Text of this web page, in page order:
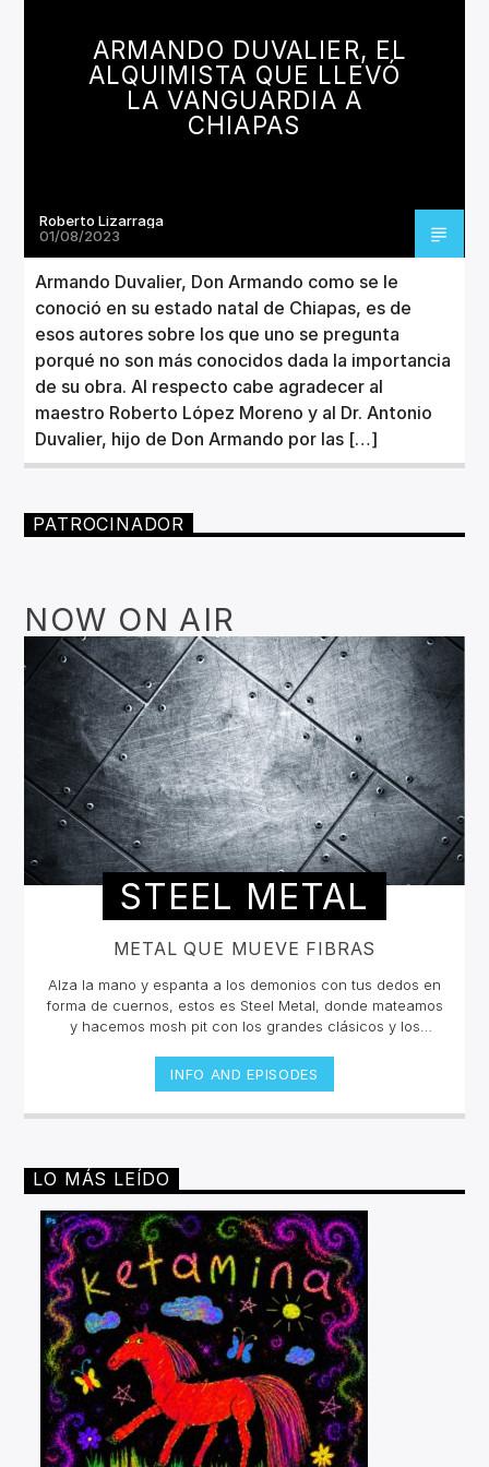
TÍTULO
ARTISTA
Invencible Radio
ARMANDO DUVALIER, EL
ALQUIMISTA QUE LLEVÓ
LA VANGUARDIA A
CHIAPAS
Roberto Lizarraga
01/08/2023
Armando Duvalier, Don Armando como se le
conoció en su estado natal de Chiapas, es de
esos autores sobre los que uno se pregunta
porqué no son más conocidos dada la importancia
de su obra. Al respecto cabe agradecer al
maestro Roberto López Moreno y al Dr. Antonio
Duvalier, hijo de Don Armando por las […]
PATROCINADOR
NOW ON AIR
STEEL METAL
METAL QUE MUEVE FIBRAS
Alza la mano y espanta a los demonios con tus dedos en
forma de cuernos, estos es Steel Metal, donde mateamos
y hacemos mosh pit con los grandes clásicos y los
Symphonic Metal, Doom, Stoner, Nu Metal, Glam metal,
Speed Metal, Black Metal, Metal Progresivo ¡y más
ruido!Miércoles 6pm a 8 pm | Domingo 10 am a 12 pm por
INFO AND EPISODES
LO MÁS LEÍDO